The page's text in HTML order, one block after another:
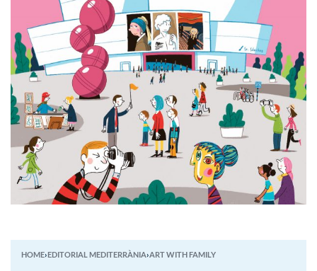
HOME›EDITORIAL MEDITERRÀNIA›ART WITH FAMILY